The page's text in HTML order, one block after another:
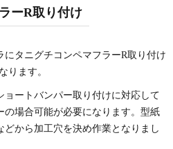
ーR取り付け
タニグチコンペマフラーR取り付け
ります。
ョートバンパー取り付けに対応して
の場合可能が必要になります。型紙
から加工穴を決め作業となりまし